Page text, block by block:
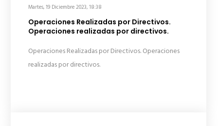
Martes, 19 Diciembre 2023, 18:38
Operaciones Realizadas por Directivos.
Operaciones realizadas por directivos.
Operaciones Realizadas por Directivos. Operaciones
realizadas por directivos.